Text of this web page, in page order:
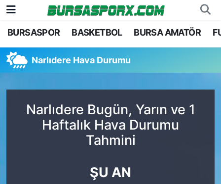
BURSASPOR BASKETBOL BURSA AMATÖR
Narlıdere Hava Durumu
Narlıdere Bugün, Yarın ve 1
Haftalık Hava Durumu
Tahmini
ŞU AN
Bursaspor
Futbol
Basketbol
Bursa Amatör
Bursa Nöbetçi Eczaneler
Bursa Hava Durumu
Bursa Namaz Vakitleri
Bursa Trafik Yoğunluk Haritası
TFF 1.Lig Puan Durumu ve Fikstür